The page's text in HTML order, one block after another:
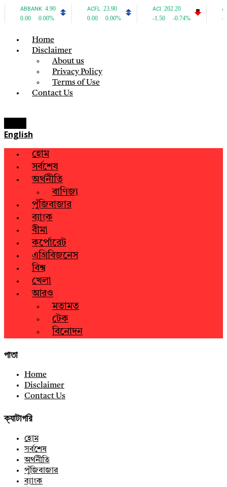
Home
Disclaimer
About us
Privacy Policy
Terms of Use
Contact Us
English
হোম
সর্বশেষ
অর্থনীতি
বাণিজ্য
পুঁজিবাজার
ব্যাংক
বীমা
কর্পোরেট
এগ্রিবিজনেস
বিশ্ব
খেলা
আরও
মতামত
টেক
বিনোদন
পাতা
Home
Disclaimer
Contact Us
ক্যাটাগরি
হোম
সর্বশেষ
অর্থনীতি
পুঁজিবাজার
ব্যাংক